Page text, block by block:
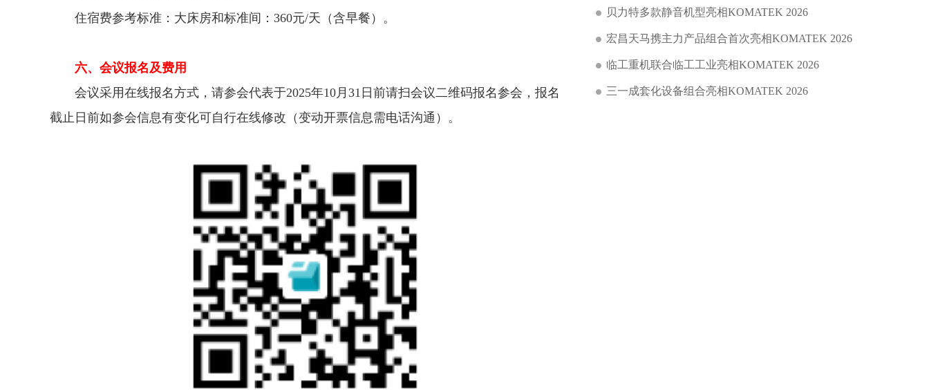
住宿费参考标准：大床房和标准间：360元/天（含早餐）。
六、会议报名及费用
会议采用在线报名方式，请参会代表于2025年10月31日前请扫会议二维码报名参会，报名
截止日前如参会信息有变化可自行在线修改（变动开票信息需电话沟通）。
贝力特多款静音机型亮相KOMATEK 2026
宏昌天马携主力产品组合首次亮相KOMATEK 2026
临工重机联合临工工业亮相KOMATEK 2026
三一成套化设备组合亮相KOMATEK 2026